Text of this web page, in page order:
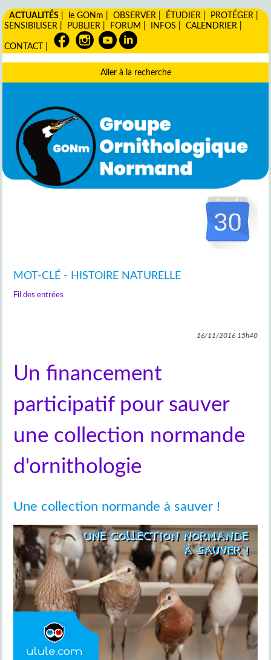
ACTUALITÉS le GONm |OBSERVER ÉTUDIER PROTÉGER
SENSIBILISER
PUBLIER FORUM INFOS |CALENDRIER
CONTACT
Aller à la recherche
MOT-CLÉ - HISTOIRE NATURELLE
Fil des entrées
16/11/201615h40
Un financement
participatif pour sauver
une collection normande
d'ornithologie
Une collection normande à sauver !